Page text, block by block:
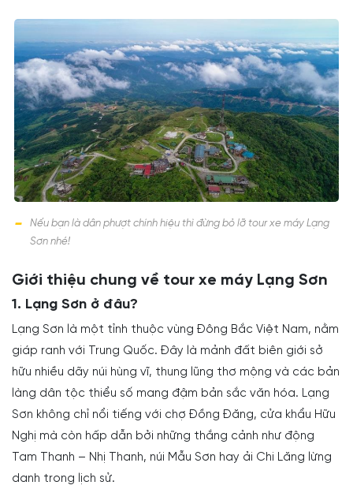
Nếu bạn là dân phượt chính hiệu thì đừng bỏ lỡ tour xe máy Lạng
Sơn nhé!
Giới thiệu chung về tour xe máy Lạng Sơn
1. Lạng Sơn ở đâu?
Lạng Sơn là một tỉnh thuộc vùng Đông Bắc Việt Nam, nằm
giáp ranh với Trung Quốc. Đây là mảnh đất biên giới sở
hữu nhiều dãy núi hùng vĩ, thung lũng thơ mộng và các bản
làng dân tộc thiểu số mang đậm bản sắc văn hóa. Lạng
Sơn không chỉ nổi tiếng với chợ Đồng Đăng, cửa khẩu Hữu
Nghị mà còn hấp dẫn bởi những thắng cảnh như động
Tam Thanh – Nhị Thanh, núi Mẫu Sơn hay ải Chi Lăng lừng
danh trong lịch sử.